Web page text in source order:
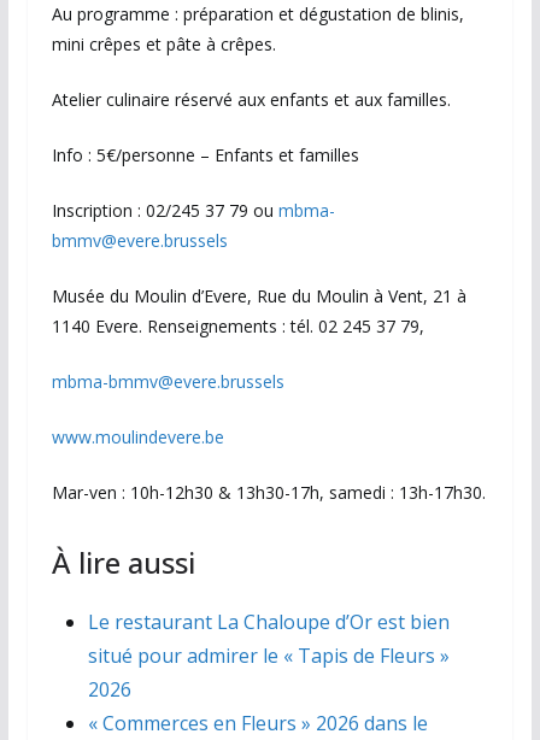
Au programme : préparation et dégustation de blinis,
mini crêpes et pâte à crêpes.
Atelier culinaire réservé aux enfants et aux familles.
Info : 5€/personne – Enfants et familles
Inscription : 02/245 37 79 ou mbma-
bmmv@evere.brussels
Musée du Moulin d’Evere, Rue du Moulin à Vent, 21 à
1140 Evere. Renseignements : tél. 02 245 37 79,
mbma-bmmv@evere.brussels
www.moulindevere.be
Mar-ven : 10h-12h30 & 13h30-17h, samedi : 13h-17h30.
À lire aussi
Le restaurant La Chaloupe d’Or est bien
situé pour admirer le « Tapis de Fleurs »
2026
« Commerces en Fleurs » 2026 dans le